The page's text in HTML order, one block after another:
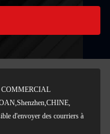
COMMERCIAL
d'envoyer des courriers à